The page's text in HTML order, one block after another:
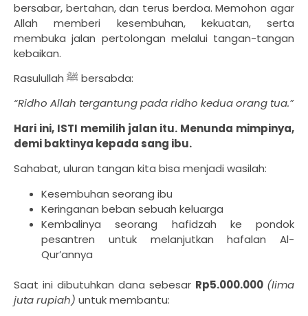
bersabar, bertahan, dan terus berdoa. Memohon agar
Allah memberi kesembuhan, kekuatan, serta
membuka jalan pertolongan melalui tangan-tangan
kebaikan.
Rasulullah ﷺ bersabda:
“Ridho Allah tergantung pada ridho kedua orang tua.”
Hari ini, ISTI memilih jalan itu. Menunda mimpinya,
demi baktinya kepada sang ibu.
Sahabat, uluran tangan kita bisa menjadi wasilah:
Kesembuhan seorang ibu
Keringanan beban sebuah keluarga
Kembalinya seorang hafidzah ke pondok
pesantren untuk melanjutkan hafalan Al-
Qur’annya
Saat ini dibutuhkan dana sebesar Rp5.000.000 (lima
juta rupiah) untuk membantu: